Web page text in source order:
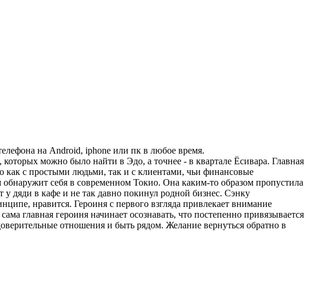
на Android, iphone или пк в любое время.
можно было найти в Эдо, а точнее - в квартале Ёсивара. Главная
как с простыми людьми, так и с клиентами, чьи финансовые
себя в современном Токио. Она каким-то образом пропустила
у дяди в кафе и не так давно покинул родной бизнес. Сэнку
нравится. Героиня с первого взгляда привлекает внимание
главная героиня начинает осознавать, что постепенно привязывается
отношения и быть рядом. Желание вернуться обратно в